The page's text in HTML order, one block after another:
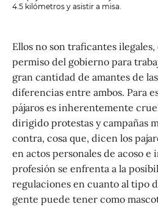
4.5 kilómetros y asistir a misa.
Ellos no son traficantes
permiso del gobierno para
gran cantidad de amantes de
diferencias entre ambos. Para
pájaros es inherentemente
dirigido protestas y campañas
contra, cosa que, dicen los
en actos personales de acoso
profesión se enfrenta a la
regulaciones en cuanto al tipo
gente puede tener como